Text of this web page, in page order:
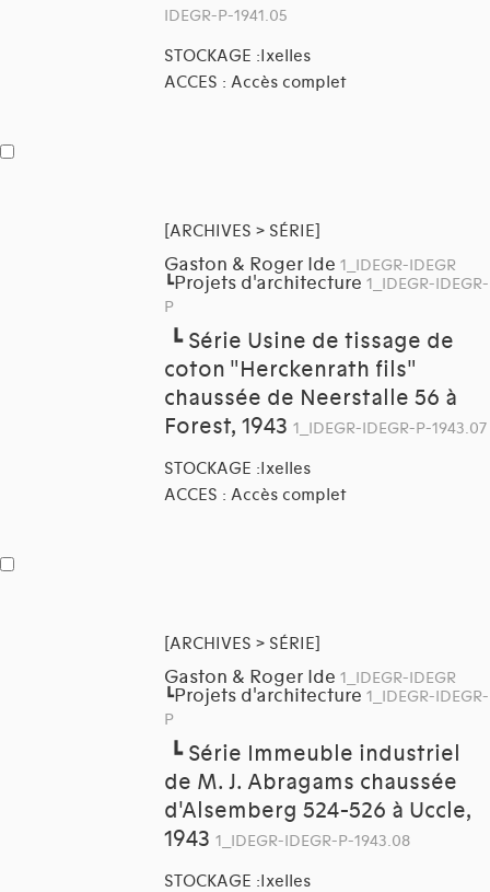
IDEGR-P-1941.05
STOCKAGE :Ixelles
ACCES : Accès complet
[ARCHIVES > SÉRIE]
Gaston & Roger Ide 1_IDEGR-IDEGR
┗Projets d'architecture 1_IDEGR-IDEGR-
P
┗ Série Usine de tissage de
coton "Herckenrath fils"
chaussée de Neerstalle 56 à
Forest, 1943 1_IDEGR-IDEGR-P-1943.07
STOCKAGE :Ixelles
ACCES : Accès complet
[ARCHIVES > SÉRIE]
Gaston & Roger Ide 1_IDEGR-IDEGR
┗Projets d'architecture 1_IDEGR-IDEGR-
P
┗ Série Immeuble industriel
de M. J. Abragams chaussée
d'Alsemberg 524-526 à Uccle,
1943 1_IDEGR-IDEGR-P-1943.08
STOCKAGE :Ixelles